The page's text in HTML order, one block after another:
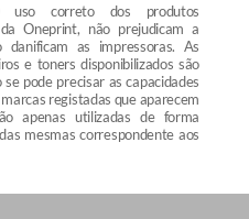
uso correto dos produtos
Oneprint, não prejudicam a
as impressoras. As
e toners disponibilizados são
pode precisar as capacidades
registadas que aparecem
apenas utilizadas de forma
mesmas correspondente aos